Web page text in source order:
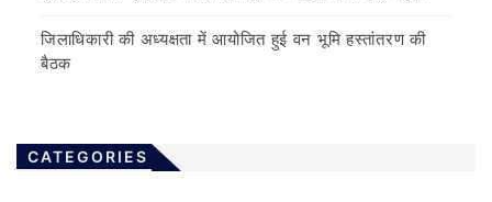
जिलाधिकारी की अध्यक्षता में आयोजित हुई वन भूमि हस्तांतरण की
बैठक
CATEGORIES